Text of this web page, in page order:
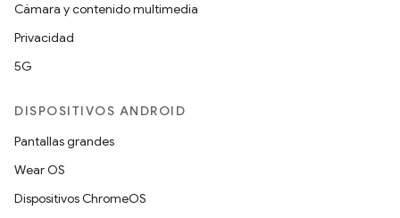
Cámara y contenido multimedia
Privacidad
5G
DISPOSITIVOS ANDROID
Pantallas grandes
Wear OS
Dispositivos ChromeOS